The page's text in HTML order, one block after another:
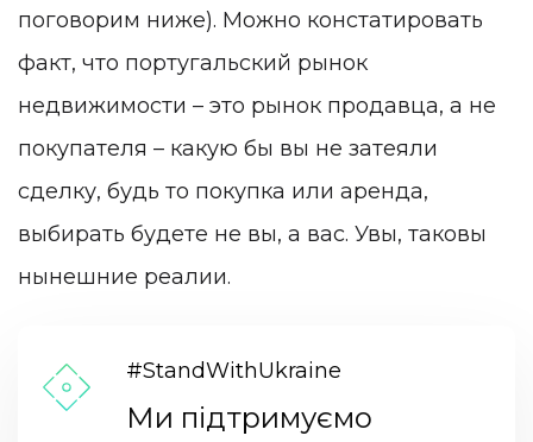
поговорим ниже). Можно констатировать
факт, что португальский рынок
недвижимости – это рынок продавца, а не
покупателя – какую бы вы не затеяли
сделку, будь то покупка или аренда,
выбирать будете не вы, а вас. Увы, таковы
нынешние реалии.
#StandWithUkraine
Ми підтримуємо